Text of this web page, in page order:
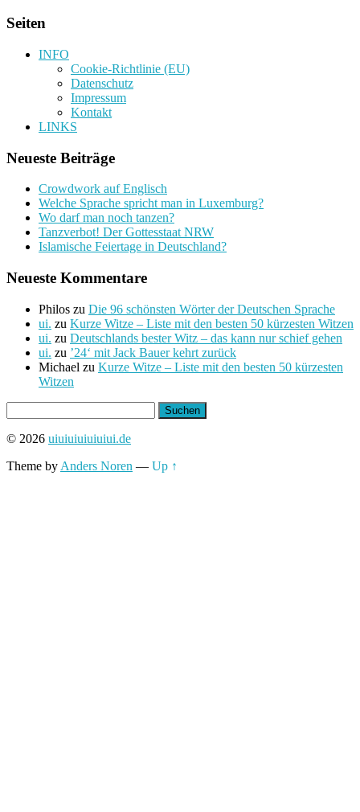
Seiten
INFO
Cookie-Richtlinie (EU)
Datenschutz
Impressum
Kontakt
LINKS
Neueste Beiträge
Crowdwork auf Englisch
Welche Sprache spricht man in Luxemburg?
Wo darf man noch tanzen?
Tanzverbot! Der Gottesstaat NRW
Islamische Feiertage in Deutschland?
Neueste Kommentare
Philos zu Die 96 schönsten Wörter der Deutschen Sprache
ui. zu Kurze Witze – Liste mit den besten 50 kürzesten Witzen
ui. zu Deutschlands bester Witz – das kann nur schief gehen
ui. zu ’24‘ mit Jack Bauer kehrt zurück
Michael zu Kurze Witze – Liste mit den besten 50 kürzesten
Witzen
nach:
© 2026 uiuiuiuiuiuiui.de
Theme by Anders Noren — Up ↑